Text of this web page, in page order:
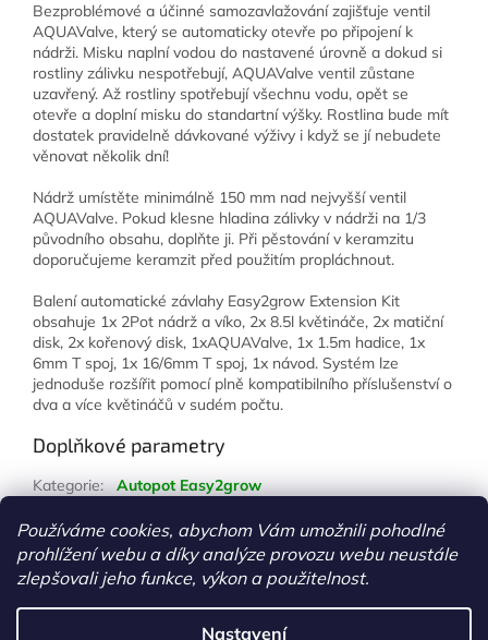
Používáme cookies, abychom Vám umožnili pohodlné
prohlížení webu a díky analýze provozu webu neustále
zlepšovali jeho funkce, výkon a použitelnost.
Nastavení
Bezproblémové a účinné samozavlažování zajišťuje ventil
AQUAValve, který se automaticky otevře po připojení k
nádrži. Misku naplní vodou do nastavené úrovně a dokud si
rostliny zálivku nespotřebují, AQUAValve ventil zůstane
uzavřený. Až rostliny spotřebují všechnu vodu, opět se
otevře a doplní misku do standartní výšky. Rostlina bude mít
dostatek pravidelně dávkované výživy i když se jí nebudete
věnovat několik dní!
Nádrž umístěte minimálně 150 mm nad nejvyšší ventil
AQUAValve. Pokud klesne hladina zálivky v nádrži na 1/3
původního obsahu, doplňte ji. Při pěstování v keramzitu
doporučujeme keramzit před použitím propláchnout.
Balení automatické závlahy Easy2grow Extension Kit
obsahuje 1x 2Pot nádrž a víko, 2x 8.5l květináče, 2x matiční
disk, 2x kořenový disk, 1xAQUAValve, 1x 1.5m hadice, 1x
6mm T spoj, 1x 16/6mm T spoj, 1x návod. Systém lze
jednoduše rozšířit pomocí plně kompatibilního příslušenství o
dva a více květináčů v sudém počtu.
Doplňkové parametry
Kategorie:
Autopot Easy2grow